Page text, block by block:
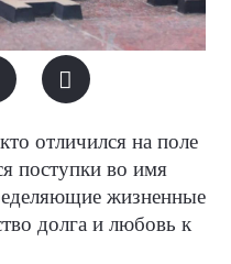
отличился на поле
поступки во имя
жизненные
долга и любовь к